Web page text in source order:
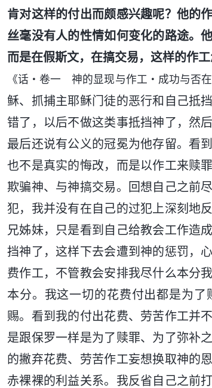
肯对这样的付出而颇感兴趣呢？他的
丝毫没有人的性情如何变化的路途。
而是在假斯文，在搞交易，这样的作
《话・卷一 神的显现与作工・成功与否在
稣、抓捕主耶稣门徒的恶行和自己抵
错了，以后不做这类事抵挡神了，然
最后还说有公义的冠冕为他存留。看
也不是真实的悔改，而是以作工来赎
欺骗神、与神搞交易。回想自己之前
犯，我并没有在自己的过犯上深刻地
兄姊妹，只是看到自己给教会工作造
挡神了，这样下去会遭到神的惩罚，
费作工，不管教会安排我尽什么本分
本分。我这一切的花费付出都是为
赐。看到我的付出花费、劳苦作工并
是跟保罗一样是为了赎罪、为了弥补
的撇弃花费、劳苦作工妄想换取神的
赤裸裸的利益关系。我反省自己之前